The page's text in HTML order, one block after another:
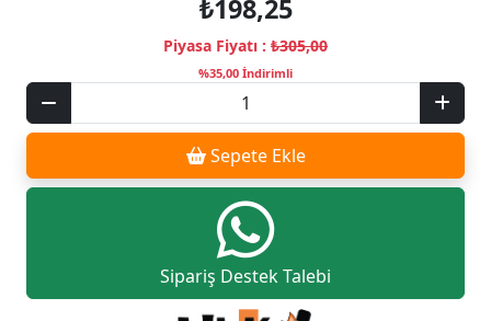
₺198,25
Piyasa Fiyatı : ₺305,00
%35,00 İndirimli
Sepete Ekle
Sipariş Destek Talebi